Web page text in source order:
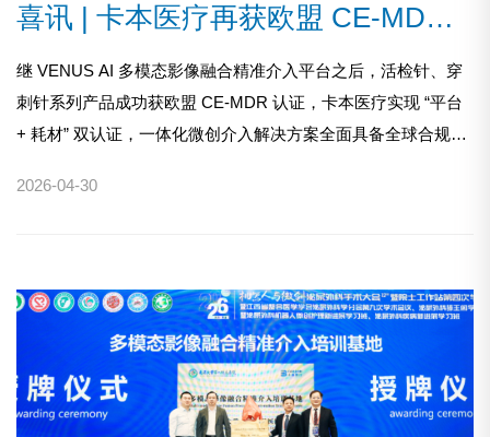
喜讯 | 卡本医疗再获欧盟 CE-MDR 认证！
继 VENUS AI 多模态影像融合精准介入平台之后，活检针、穿
刺针系列产品成功获欧盟 CE-MDR 认证，卡本医疗实现 “平台
+ 耗材” 双认证，一体化微创介入解决方案全面具备全球合规能
2026-04-30